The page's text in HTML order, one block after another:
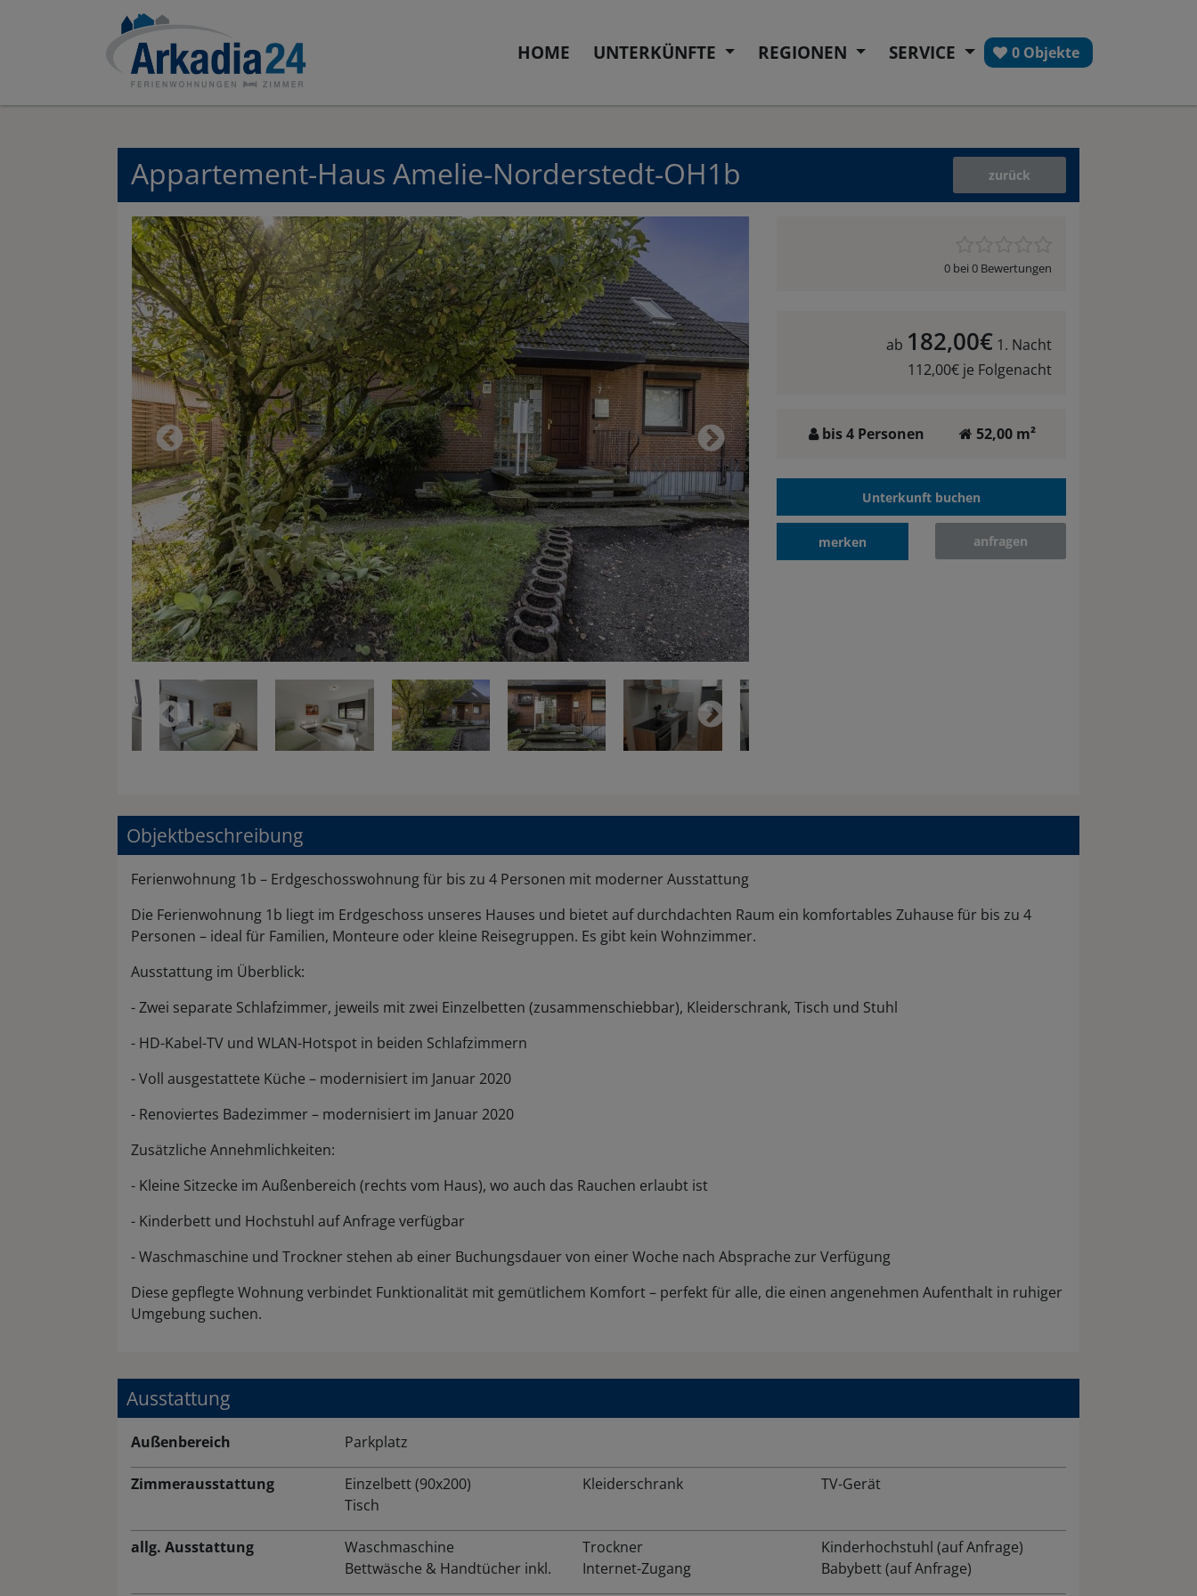
HOME UNTERKÜNFTE REGIONEN SERVICE 0 Objekte
Appartement-Haus Amelie-Norderstedt-OH1b zurück
0 bei 0 Bewertungen
ab 182,00€ 1. Nacht
112,00€ je Folgenacht
bis 4 Personen 52,00 m²
Unterkunft buchen
merken anfragen
Objektbeschreibung
Ferienwohnung 1b – Erdgeschosswohnung für bis zu 4 Personen mit moderner Ausstattung
Die Ferienwohnung 1b liegt im Erdgeschoss unseres Hauses und bietet auf durchdachten Raum ein komfortables Zuhause für bis zu 4
Personen – ideal für Familien, Monteure oder kleine Reisegruppen. Es gibt kein Wohnzimmer.
Ausstattung im Überblick:
- Zwei separate Schlafzimmer, jeweils mit zwei Einzelbetten (zusammenschiebbar), Kleiderschrank, Tisch und Stuhl
- HD-Kabel-TV und WLAN-Hotspot in beiden Schlafzimmern
- Voll ausgestattete Küche – modernisiert im Januar 2020
- Renoviertes Badezimmer – modernisiert im Januar 2020
Zusätzliche Annehmlichkeiten:
- Kleine Sitzecke im Außenbereich (rechts vom Haus), wo auch das Rauchen erlaubt ist
- Kinderbett und Hochstuhl auf Anfrage verfügbar
- Waschmaschine und Trockner stehen ab einer Buchungsdauer von einer Woche nach Absprache zur Verfügung
Diese gepflegte Wohnung verbindet Funktionalität mit gemütlichem Komfort – perfekt für alle, die einen angenehmen Aufenthalt in ruhiger
Umgebung suchen.
Ausstattung
Außenbereich Parkplatz
Zimmerausstattung Einzelbett (90x200) Kleiderschrank
TV-Gerät
Tisch
allg. Ausstattung Waschmaschine Trockner
Kinderhochstuhl (auf Anfrage)
Bettwäsche & Handtücher inkl.
Internet-Zugang Babybett (auf Anfrage)